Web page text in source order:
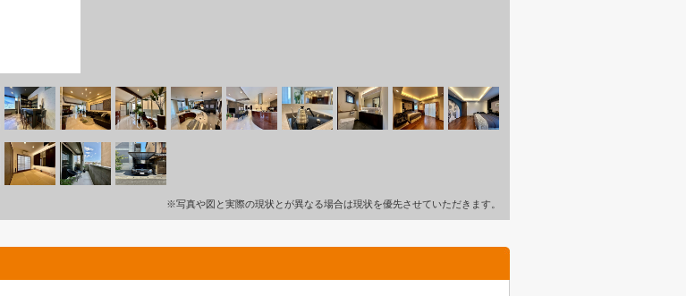
※写真や図と実際の現状とが異なる場合は現状を優先させていただきます。